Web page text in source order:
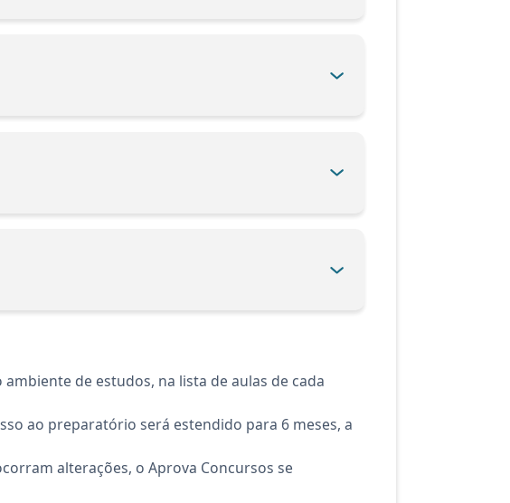
de estudos, na lista de aulas de cada
ao preparatório será estendido para 6 meses, a
alterações, o Aprova Concursos se